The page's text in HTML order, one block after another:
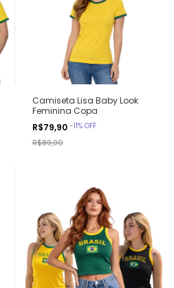
Camiseta Lisa Baby Look
Feminina Copa
R$79,90 -11% OFF
R$89,90